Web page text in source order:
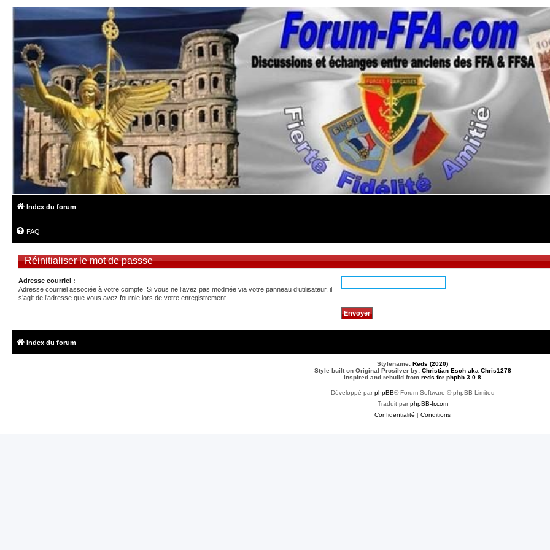
Index du forum
FAQ
Réinitialiser le mot de passse
Adresse courriel :
Adresse courriel associée à votre compte. Si vous ne l’avez pas modifiée via votre panneau d’utilisateur, il
s’agit de l’adresse que vous avez fournie lors de votre enregistrement.
Index du forum
Stylename: Reds (2020)
Style built on Original Prosilver by: Christian Esch aka Chris1278
inspired and rebuild from reds for phpbb 3.0.8
Développé parphpBB® Forum Software © phpBB Limited
Traduit parphpBB-fr.com
Confidentialité | Conditions